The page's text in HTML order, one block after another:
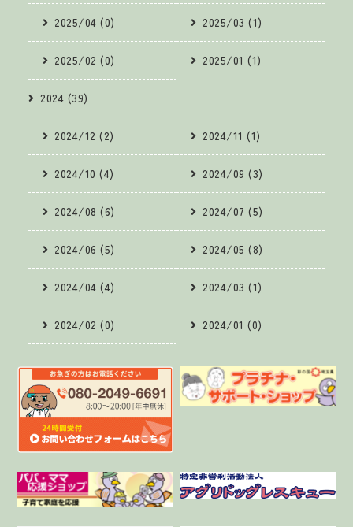
2025/04 (0) 2025/03 (1)
2025/02 (0) 2025/01 (1)
2024 (39)
2024/12 (2) 2024/11 (1)
2024/10 (4) 2024/09 (3)
2024/08 (6) 2024/07 (5)
2024/06 (5) 2024/05 (8)
2024/04 (4) 2024/03 (1)
2024/02 (0) 2024/01 (0)